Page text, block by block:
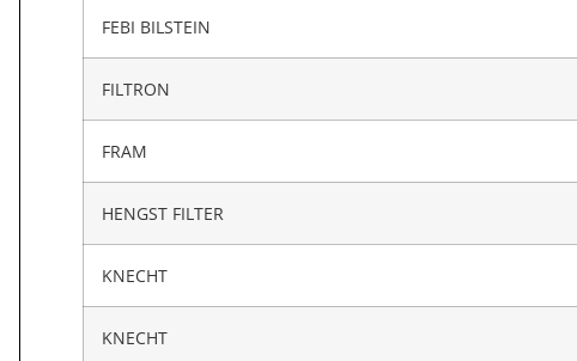
FEBI BILSTEIN
FILTRON
FRAM
HENGST FILTER
KNECHT
KNECHT